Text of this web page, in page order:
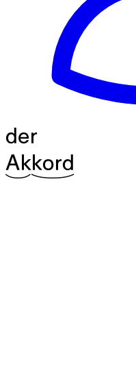
der
^14Ak^25kord